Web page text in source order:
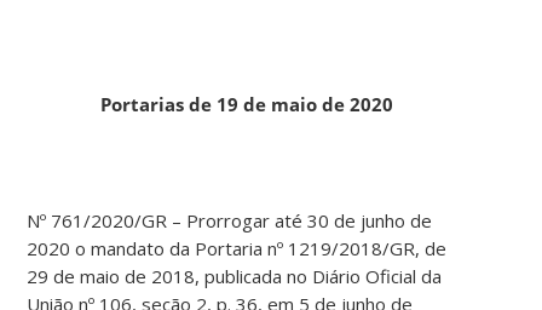
Portarias de 19 de maio de 2020
Nº 761/2020/GR – Prorrogar até 30 de junho de
2020 o mandato da Portaria nº 1219/2018/GR, de
29 de maio de 2018, publicada no Diário Oficial da
União nº 106, seção 2, p. 36, em 5 de junho de